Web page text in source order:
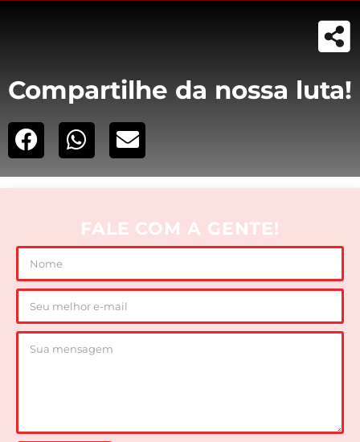
Compartilhe da nossa luta!
FALE COM A GENTE!